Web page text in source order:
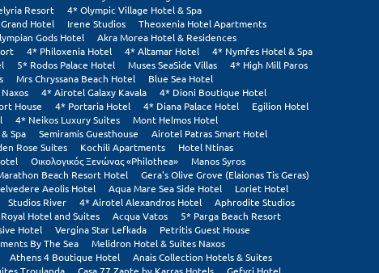
Resort
4* Olympic Village Hotel & Spa
Hotel Irene Studios
Theoxenia Hotel Apartments
Gods Hotel
Akra Morea Hotel & Residences
4* Philoxenia Hotel 4* Altamar Hotel
4* Nymfes Hotel & Spa
5* Rodos Palace Hotel Muses SeaSide Villas
4* High Mill Paros
Mrs Chryssana Beach Hotel
Blue Sea Hotel
4* Airotel Galaxy Kavala
4* Dioni Boutique Hotel
House 4* Portaria Hotel 4* Diana Palace Hotel
Egilion Hotel
4* Neikos Luxury Suites
Mont Helmos Hotel
Spa Semiramis Guesthouse
Airotel Patras Smart Hotel
Rose Suites Kochili Apartments
Hotel Ntinas
Οικολογικός Ξενώνας «Philothea»
Manos Syros
Beach Resort Hotel
Gera's Olive Grove (Elaionas Tis Geras)
Aeolis Hotel Aqua Mare Sea Side Hotel
Loriet Hotel
Studios River 4* Airotel Alexandros Hotel
Aphrodite Studios
Hotel and Suites Acqua Vatos
5* Parga Beach Resort
Hotel Vergina Star Lefkada
Petritis Guest House
By The Sea
Melidron Hotel & Suites Naxos
Athens 4 Boutique Hotel
Anais Collection Hotels & Suites